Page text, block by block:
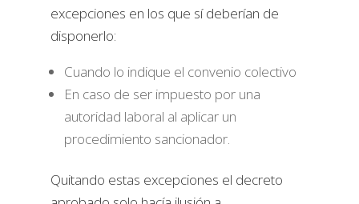
excepciones en los que sí deberían de
disponerlo:
Cuando lo indique el convenio colectivo
En caso de ser impuesto por una
autoridad laboral al aplicar un
procedimiento sancionador.
Quitando estas excepciones el decreto